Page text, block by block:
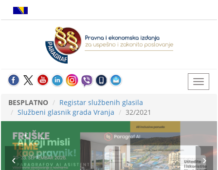
BESPLATNO
Registar službenih glasila
Službeni glasnik grada Vranja
32/2021